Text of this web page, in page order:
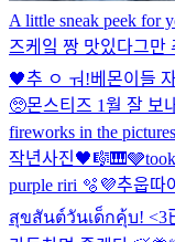
A little sneak peek for
즈케잌 짱 맛있다그만
🖤추 ㅇ ㅝ!베몬이들
🥺몬스티즈 1월 잘 보
fireworks in the
작년사진🖤🎼🎹🩶
purple riri 🫧💜추웁따
สุขสันต์วันเด็กคุ้บ! <3